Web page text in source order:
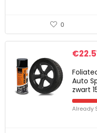
0
€
Auto
zwart
Already